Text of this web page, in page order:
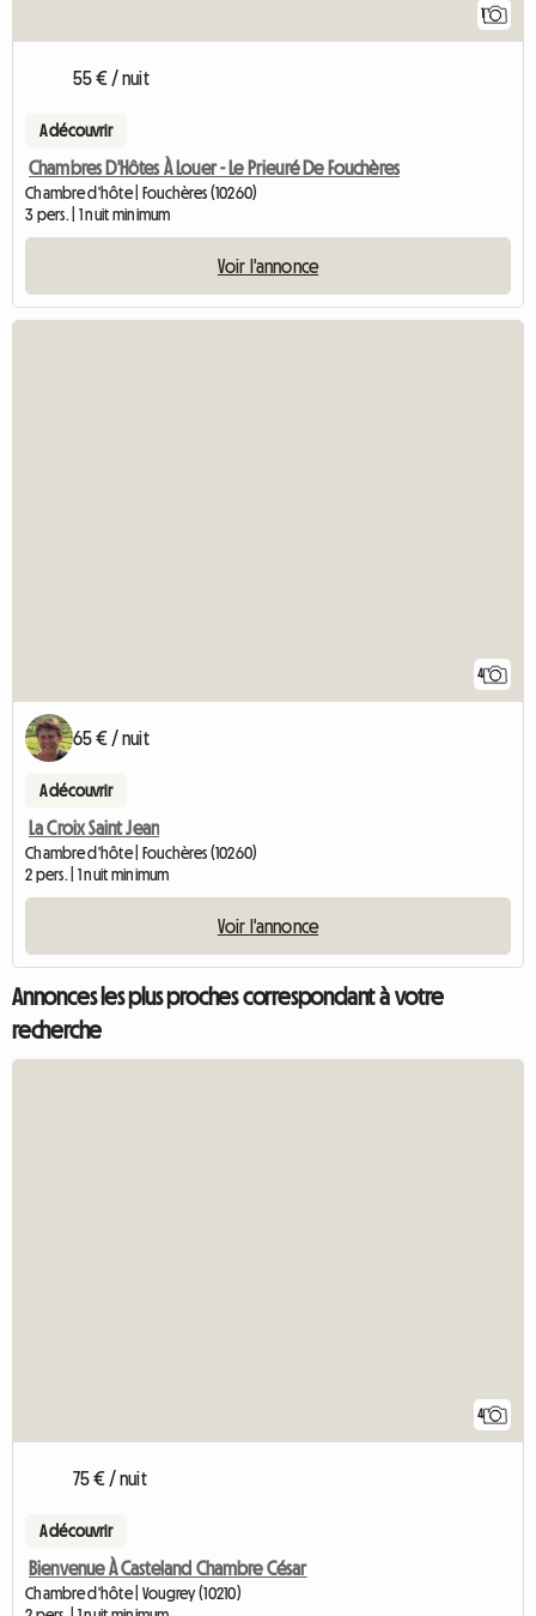
55 € / nuit
A découvrir
Chambres D'Hôtes À Louer - Le Prieuré De Fouchères
Chambre d'hôte | Fouchères (10260)
3 pers. | 1 nuit minimum
Voir l'annonce
4
65 € / nuit
A découvrir
La Croix Saint Jean
Chambre d'hôte | Fouchères (10260)
2 pers. | 1 nuit minimum
Voir l'annonce
Annonces les plus proches correspondant à votre
recherche
4
75 € / nuit
A découvrir
Bienvenue À Casteland Chambre César
Chambre d'hôte | Vougrey (10210)